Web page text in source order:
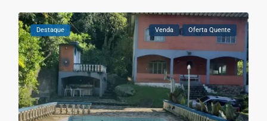
Destaque Venda Oferta Quente